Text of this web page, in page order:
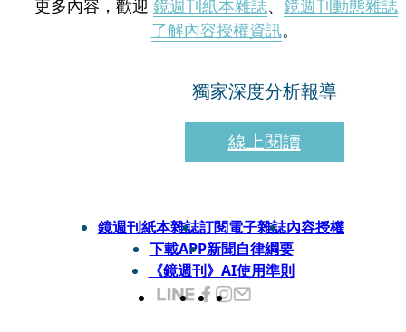
更多內容，歡迎 鏡週刊紙本雜誌、 鏡週刊動態雜誌
了解內容授權資訊。
獨家深度分析報導
線上閱讀
鏡週刊紙本雜誌訂閱電子雜誌內容授權
下載APP新聞自律綱要
《鏡週刊》AI使用準則